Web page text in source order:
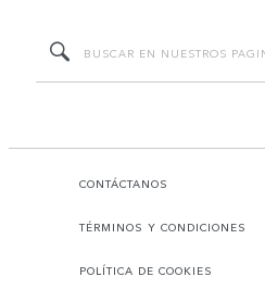
CONTÁCTANOS
TÉRMINOS Y CONDICIONES
POLÍTICA DE COOKIES